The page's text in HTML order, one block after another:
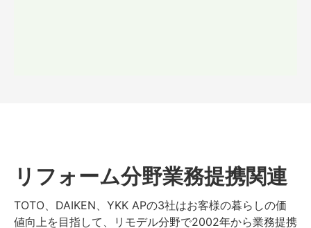
リフォーム分野業務提携関連
TOTO、DAIKEN、YKK APの3社はお客様の暮らしの価
値向上を目指して、リモデル分野で2002年から業務提携